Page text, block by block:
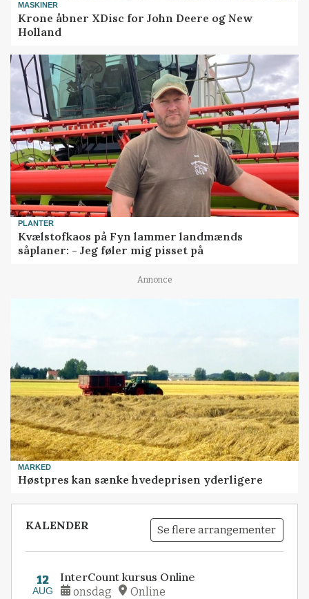
MASKINER
Krone åbner XDisc for John Deere og New
Holland
PLANTER
Kvælstofkaos på Fyn lammer landmænds
såplaner: - Jeg føler mig pisset på
Annonce
MARKED
Høstpres kan sænke hvedeprisen yderligere
KALENDER Se flere arrangementer
12
AUG
InterCount kursus Online
onsdag Online